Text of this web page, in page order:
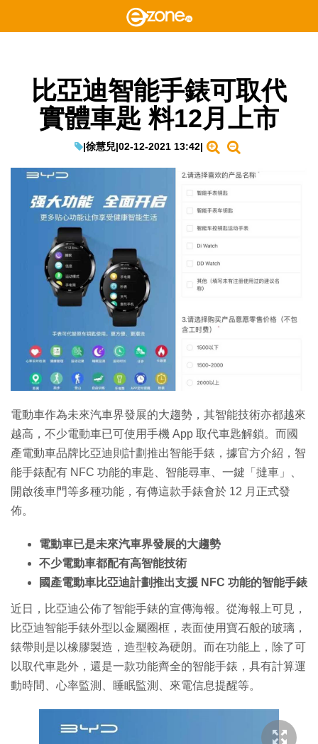
比亞迪智能手錶可取代
實體車匙 料12月上市
|徐慧兒|02-12-2021 13:42|
電動車作為未來汽車界發展的大趨勢，其智能技術亦都越來
越高，不少電動車已可使用手機 App 取代車匙解鎖。而國
產電動車品牌比亞迪則計劃推出智能手錶，據官方介紹，智
能手錶配有 NFC 功能的車匙、智能尋車、一鍵「撻車」、
開啟後車門等多種功能，有傳這款手錶會於 12 月正式發
佈。
電動車已是未來汽車界發展的大趨勢
不少電動車都配有高智能技術
國產電動車比亞迪計劃推出支援 NFC 功能的智能手錶
近日，比亞迪公佈了智能手錶的宣傳海報。從海報上可見，
比亞迪智能手錶外型以金屬圈框，表面使用寶石般的玻璃，
錶帶則是以橡膠製造，造型較為硬朗。而在功能上，除了可
以取代車匙外，還是一款功能齊全的智能手錶，具有計算運
動時間、心率監測、睡眠監測、來電信息提醒等。